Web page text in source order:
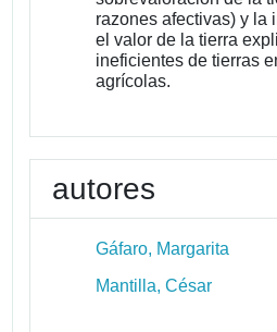
razones afectivas) y la
el valor de la tierra
ineficientes de tierras
agrícolas.
autores
Gáfaro, Margarita
Mantilla, César